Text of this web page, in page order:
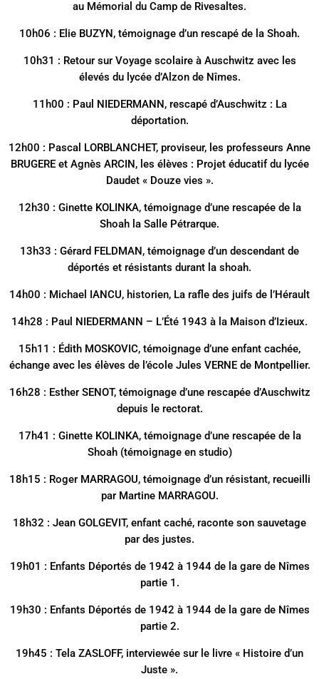
au Mémorial du Camp de Rivesaltes.
10h06 : Elie BUZYN, témoignage d’un rescapé de la Shoah.
10h31 : Retour sur Voyage scolaire à Auschwitz avec les
élevés du lycée d’Alzon de Nîmes.
11h00 : Paul NIEDERMANN, rescapé d’Auschwitz : La
déportation.
12h00 : Pascal LORBLANCHET, proviseur, les professeurs Anne
BRUGERE et Agnès ARCIN, les élèves : Projet éducatif du lycée
Daudet « Douze vies ».
12h30 : Ginette KOLINKA, témoignage d’une rescapée de la
Shoah la Salle Pétrarque.
13h33 : Gérard FELDMAN, témoignage d’un descendant de
déportés et résistants durant la shoah.
14h00 : Michael IANCU, historien, La rafle des juifs de l’Hérault
14h28 : Paul NIEDERMANN – L’Été 1943 à la Maison d’Izieux.
15h11 : Édith MOSKOVIC, témoignage d’une enfant cachée,
échange avec les élèves de l’école Jules VERNE de Montpellier.
16h28 : Esther SENOT, témoignage d’une rescapée d’Auschwitz
depuis le rectorat.
17h41 : Ginette KOLINKA, témoignage d’une rescapée de la
Shoah (témoignage en studio)
18h15 : Roger MARRAGOU, témoignage d’un résistant, recueilli
par Martine MARRAGOU.
18h32 : Jean GOLGEVIT, enfant caché, raconte son sauvetage
par des justes.
19h01 : Enfants Déportés de 1942 à 1944 de la gare de Nîmes
partie 1.
19h30 : Enfants Déportés de 1942 à 1944 de la gare de Nîmes
partie 2.
19h45 : Tela ZASLOFF, interviewée sur le livre « Histoire d’un
Juste ».